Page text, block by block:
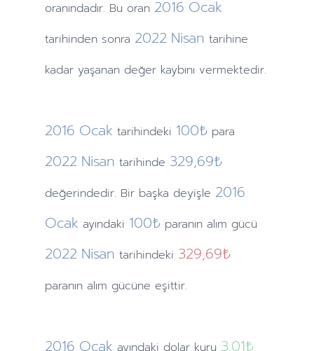
oranındadır. Bu oran 2016 Ocak
tarihindensonra 2022 Nisan tarihine
kadar yaşanan değer kaybını vermektedir.
2016 Ocak tarihindeki 100₺ para
2022 Nisan tarihinde 329,69₺
değerindedir. Bir başka deyişle 2016
Ocak ayındaki 100₺ paranın alım gücü
2022 Nisan tarihindeki 329,69₺
paranın alım gücüne eşittir.
2016 Ocak ayındaki dolar kuru 3.01₺